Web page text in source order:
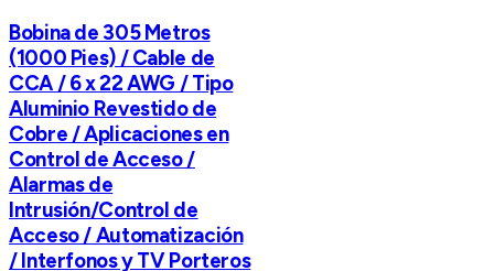
Bobina de 305 Metros
(1000 Pies) / Cable de
CCA / 6 x 22 AWG / Tipo
Aluminio Revestido de
Cobre / Aplicaciones en
Control de Acceso /
Alarmas de
Intrusión/Control de
Acceso / Automatización
/ Interfonos y TV Porteros